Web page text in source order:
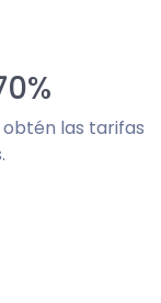
las tarifas